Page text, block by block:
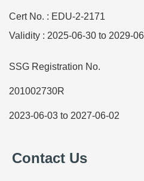
付款方式：现金、支票、资金转
注：杂费不受费用保障计划的保
付款方式：现金、支票、资金转
应付：VICTORIA WORLD
银行账户详细信息：
账户名称：VICTORIA WORLD
Cert No. : EDU-2-2171
Validity : 2025-06-30 to 2029-
SSG Registration No.
201002730R
2023-06-03 to 2027-06-02
Contact Us